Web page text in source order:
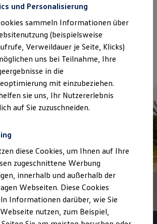
Class bei Volkswagen
Gewinn
Tutorials
EVERY1
unterwegs
Zuhause
finden
Cross Life.
| 3.400,00 € Sonderzahlung | 48
| Jährliche Fahrleistung: 10.000 km
und Personalisierung
sammeln Informationen über
(beispielsweise
Verweildauer je Seite, Klicks)
uns bei Teilnahme, Ihre
in die
mit einzubeziehen.
sie uns, Ihr Nutzererlebnis
auf Sie zuzuschneiden.
diese Cookies, um Ihnen auf Ihre
zugeschnittene Werbung
innerhalb und außerhalb der
Webseiten. Diese Cookies
Informationen darüber, wie Sie
nutzen, zum Beispiel,